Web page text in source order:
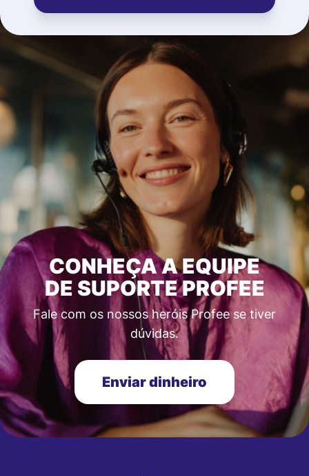
CONHEÇA A EQUIPE
DE SUPORTE PROFEE
Fale com os nossos heróis Profee se tiver
dúvidas.
Enviar dinheiro